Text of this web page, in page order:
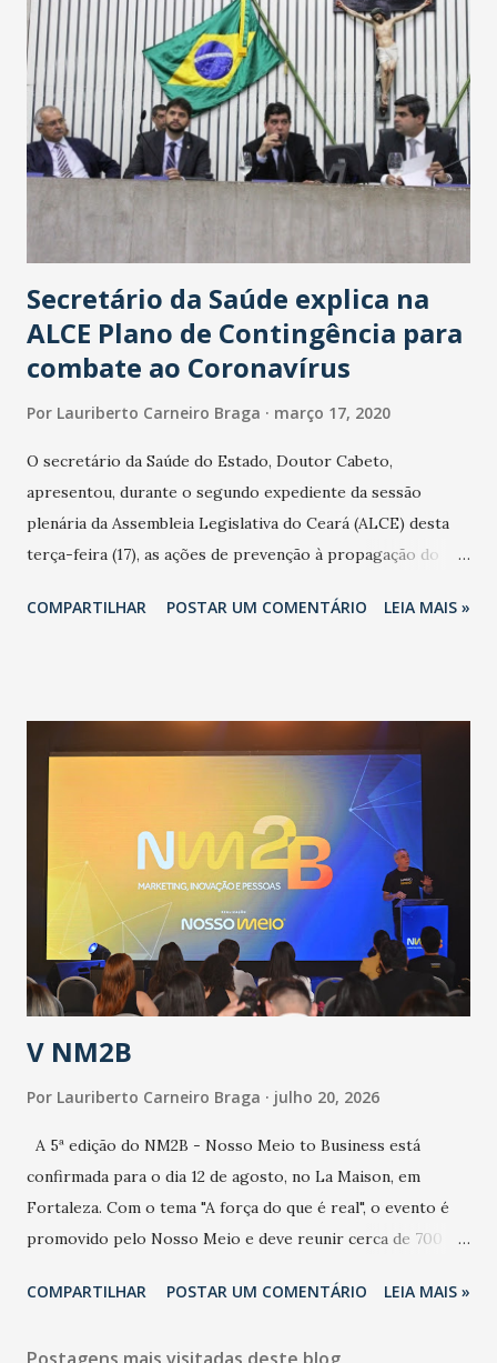
Secretário da Saúde explica na
ALCE Plano de Contingência para
combate ao Coronavírus
Por Lauriberto Carneiro Braga março 17, 2020
O secretário da Saúde do Estado, Doutor Cabeto,
apresentou, durante o segundo expediente da sessão
plenária da Assembleia Legislativa do Ceará (ALCE) desta
terça-feira (17), as ações de prevenção à propagação do
adotadas pelo Governo do Estado na contenção da
população suspeita e de cuidados com os ambientes
públicos e domiciliares. “Nós não estamos vivendo uma
epidemia comum, como temos em todos os anos, com
aumento de casos de dengue, influenza ou H1N1. Trata-se
de uma epidemia com um vírus diferente, com um poder de
contaminação maior que outros coronavírus”, apontou o
secretário. Segundo ele, é uma epidemia com chance de
contaminação alta, podendo gerar um grande risco à
população e ao sistema de saúde. “Precisamos saber fazer a
estratificação do risco da doença, para não so...
COMPARTILHAR POSTAR UM COMENTÁRIO LEIA MAIS »
V NM2B
Por Lauriberto Carneiro Braga julho 20, 2026
A 5ª edição do NM2B - Nosso Meio to Business está
confirmada para o dia 12 de agosto, no La Maison, em
Fortaleza. Com o tema "A força do que é real", o evento é
promovido pelo Nosso Meio e deve reunir cerca de 700
e lideranças do Mercado Nacional. Desde 2022, o NM2B
COMPARTILHAR POSTAR UM COMENTÁRIO LEIA MAIS »